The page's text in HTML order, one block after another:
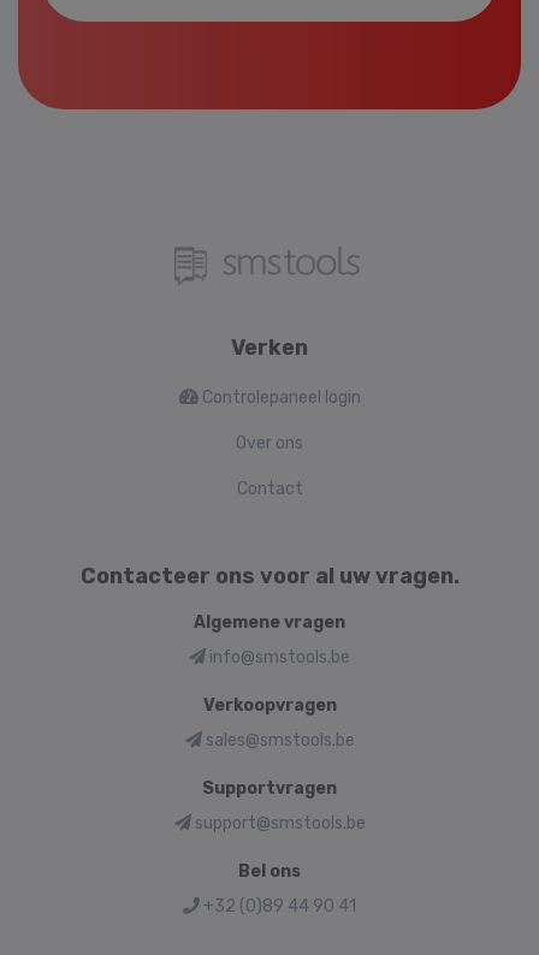
Verken
Controlepaneel login
Over ons
Contact
Contacteer ons voor al uw vragen.
Algemene vragen
info@smstools.be
Verkoopvragen
sales@smstools.be
Supportvragen
support@smstools.be
Bel ons
+32 (0)89 44 90 41